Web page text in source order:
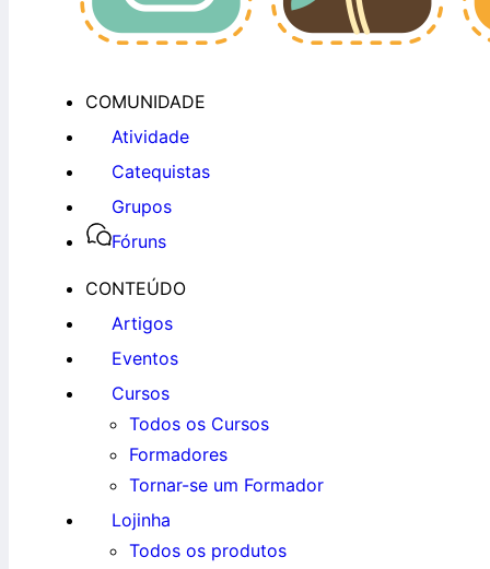
COMUNIDADE
Atividade
Catequistas
Grupos
Fóruns
CONTEÚDO
Artigos
Eventos
Cursos
Todos os Cursos
Formadores
Tornar-se um Formador
Lojinha
Todos os produtos